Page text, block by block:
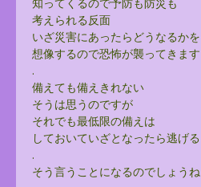
考えられる反面
いざ災害にあったらどうなるかを
想像するので恐怖が襲ってきます
.
備えても備えきれない
そうは思うのですが
それでも最低限の備えは
しておいていざとなったら逃げる
.
そう言うことになるのでしょうね